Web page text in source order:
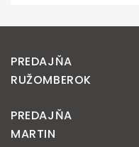
PREDAJŇA
RUŽOMBEROK
PREDAJŇA
MARTIN